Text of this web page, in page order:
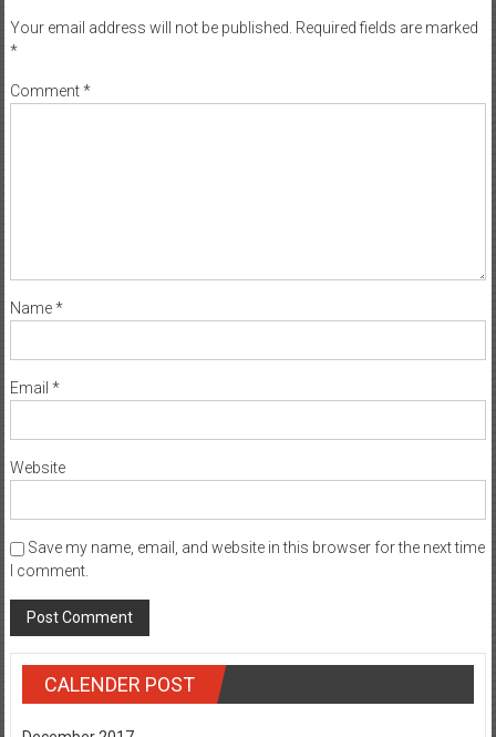
Your email address will not be published. Required fields are marked
*
Comment*
Name*
Email *
Website
Save my name, email, and website in this browser for the next time
I comment.
CALENDER POST